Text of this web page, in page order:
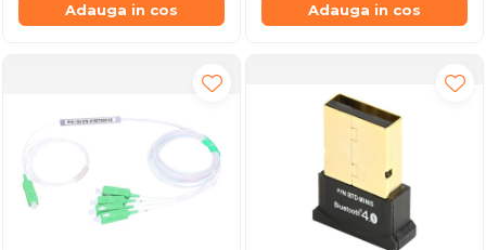
Adauga in cos Adauga in cos